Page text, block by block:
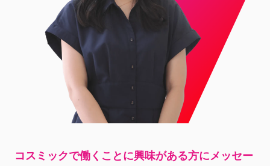
コスミックで働くことに興味がある方にメッセー